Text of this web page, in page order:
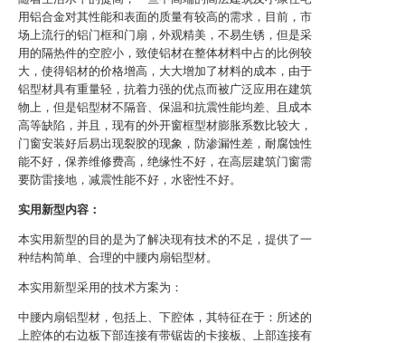
用铝合金对其性能和表面的质量有较高的需求，目前，市
场上流行的铝门框和门扇，外观精美，不易生锈，但是采
用的隔热件的空腔小，致使铝材在整体材料中占的比例较
大，使得铝材的价格增高，大大增加了材料的成本，由于
铝型材具有重量轻，抗着力强的优点而被广泛应用在建筑
物上，但是铝型材不隔音、保温和抗震性能均差、且成本
高等缺陷，并且，现有的外开窗框型材膨胀系数比较大，
门窗安装好后易出现裂胶的现象，防渗漏性差，耐腐蚀性
能不好，保养维修费高，绝缘性不好，在高层建筑门窗需
要防雷接地，减震性能不好，水密性不好。
实用新型内容：
本实用新型的目的是为了解决现有技术的不足，提供了一
种结构简单、合理的中腰内扇铝型材。
本实用新型采用的技术方案为：
中腰内扇铝型材，包括上、下腔体，其特征在于：所述的
上腔体的右边板下部连接有带锯齿的卡接板、上部连接有